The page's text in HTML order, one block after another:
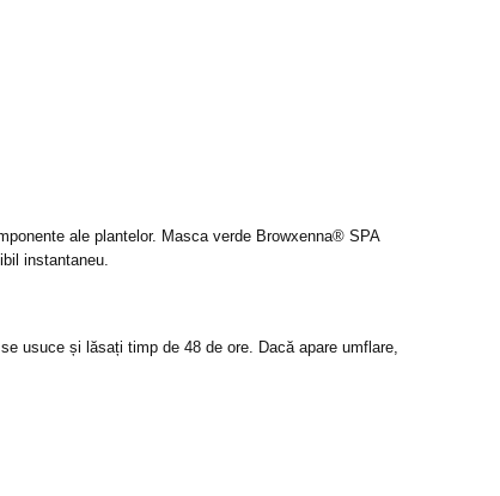
ale plantelor. Masca verde Browxenna® SPA
instantaneu.
usuce și lăsați timp de 48 de ore. Dacă apare umflare,